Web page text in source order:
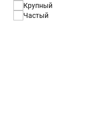
Крупный
Частый